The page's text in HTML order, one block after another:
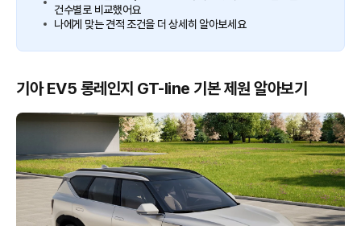
건수별로 비교했어요
나에게 맞는 견적 조건을 더 상세히 알아보세요
기아 EV5 롱레인지 GT-line 기본 제원 알아보기